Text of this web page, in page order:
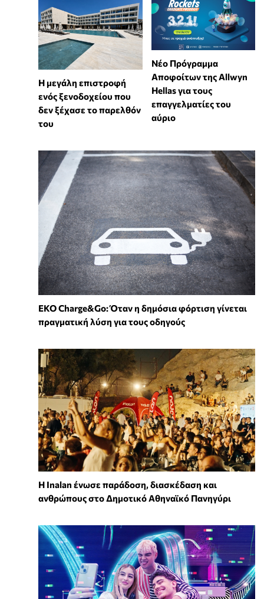
Η μεγάλη επιστροφή
ενός ξενοδοχείου που
δεν ξέχασε το παρελθόν
του
Νέο Πρόγραμμα
Αποφοίτων της Allwyn
Hellas για τους
επαγγελματίες του
αύριο
EKO Charge&Go: Όταν η δημόσια φόρτιση γίνεται
πραγματική λύση για τους οδηγούς
Η Inalan ένωσε παράδοση, διασκέδαση και
ανθρώπους στο Δημοτικό Αθηναϊκό Πανηγύρι